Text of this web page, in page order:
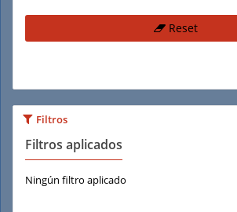
Reset
Filtros
Filtros aplicados
Ningún filtro aplicado